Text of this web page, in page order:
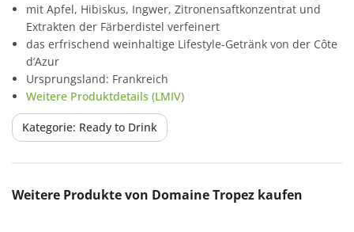
mit Apfel, Hibiskus, Ingwer, Zitronensaftkonzentrat und
Extrakten der Färberdistel verfeinert
das erfrischend weinhaltige Lifestyle-Getränk von der Côte
d’Azur
Ursprungsland: Frankreich
Weitere Produktdetails (LMIV)
Kategorie: Ready to Drink
Produktgalerie überspringen
Weitere Produkte von Domaine Tropez kaufen